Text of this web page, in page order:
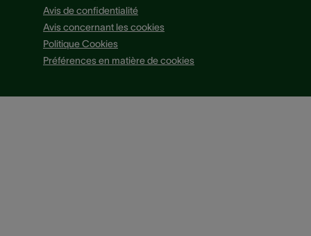
Avis de confidentialité
Avis concernant les cookies
Politique Cookies
Préférences en matière de cookies